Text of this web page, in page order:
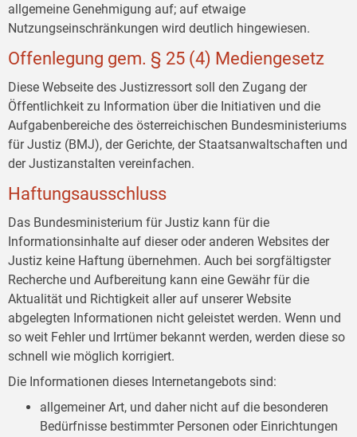
allgemeine Genehmigung auf; auf etwaige
Nutzungseinschränkungen wird deutlich hingewiesen.
Offenlegung gem. § 25 (4) Mediengesetz
Diese Webseite des Justizressort soll den Zugang der
Öffentlichkeit zu Information über die Initiativen und die
Aufgabenbereiche des österreichischen Bundesministeriums
für Justiz (BMJ), der Gerichte, der Staatsanwaltschaften und
der Justizanstalten vereinfachen.
Haftungsausschluss
Das Bundesministerium für Justiz kann für die
Informationsinhalte auf dieser oder anderen Websites der
Justiz keine Haftung übernehmen. Auch bei sorgfältigster
Recherche und Aufbereitung kann eine Gewähr für die
Aktualität und Richtigkeit aller auf unserer Website
abgelegten Informationen nicht geleistet werden. Wenn und
so weit Fehler und Irrtümer bekannt werden, werden diese so
schnell wie möglich korrigiert.
Die Informationen dieses Internetangebots sind:
allgemeiner Art, und daher nicht auf die besonderen
Bedürfnisse bestimmter Personen oder Einrichtungen